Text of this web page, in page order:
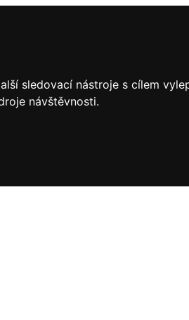
sledovací nástroje s cílem
návštěvnosti.